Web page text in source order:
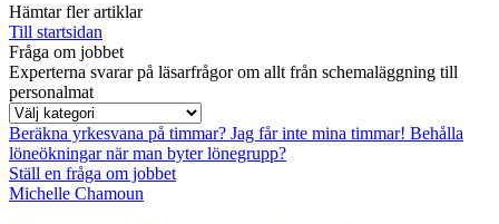
Hämtar fler artiklar
Till startsidan
Fråga om jobbet
Experterna svarar på läsarfrågor om allt från schemaläggning till
personalmat
Beräkna yrkesvana på timmar? Jag får inte mina timmar! Behålla
löneökningar när man byter lönegrupp?
Ställ en fråga om jobbet
Michelle Chamoun